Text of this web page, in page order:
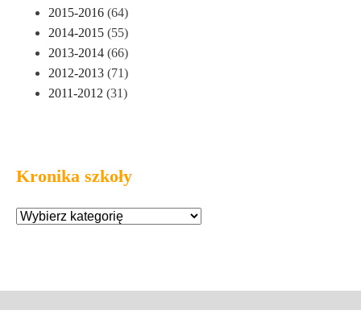
2015-2016 (64)
2014-2015 (55)
2013-2014 (66)
2012-2013 (71)
2011-2012 (31)
Kronika szkoły